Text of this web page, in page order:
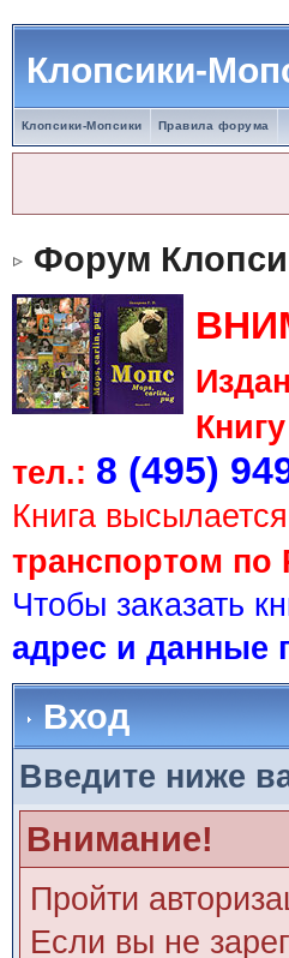
Клопсики-
Клопсики-Мопсики Правила форума
Форум
тел.: 8 (495)
Книга
транспортом по
Чтобы заказать
адрес и данные
Вход
Введите ниже
Внимание!
Пройти
Если вы не